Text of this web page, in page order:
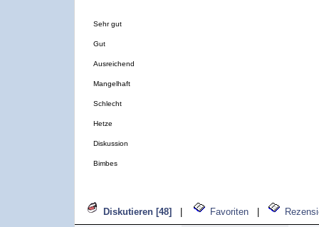
Sehr gut
Gut
Ausreichend
Mangelhaft
Schlecht
Hetze
Diskussion
Bimbes
Diskutieren [48] Favoriten